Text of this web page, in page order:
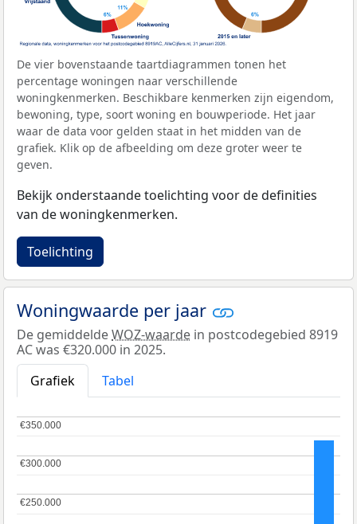
De vier bovenstaande taartdiagrammen tonen het
percentage woningen naar verschillende
woningkenmerken. Beschikbare kenmerken zijn eigendom,
bewoning, type, soort woning en bouwperiode. Het jaar
waar de data voor gelden staat in het midden van de
grafiek. Klik op de afbeelding om deze groter weer te
geven.
Bekijk onderstaande toelichting voor de definities
van de woningkenmerken.
Toelichting
Woningwaarde per jaar
De gemiddeldeWOZ-waarde in postcodegebied 8919
AC was €320.000 in 2025.
Grafiek
Tabel
€250.000
€250.000
€300.000
€300.000
€350.000
€350.000